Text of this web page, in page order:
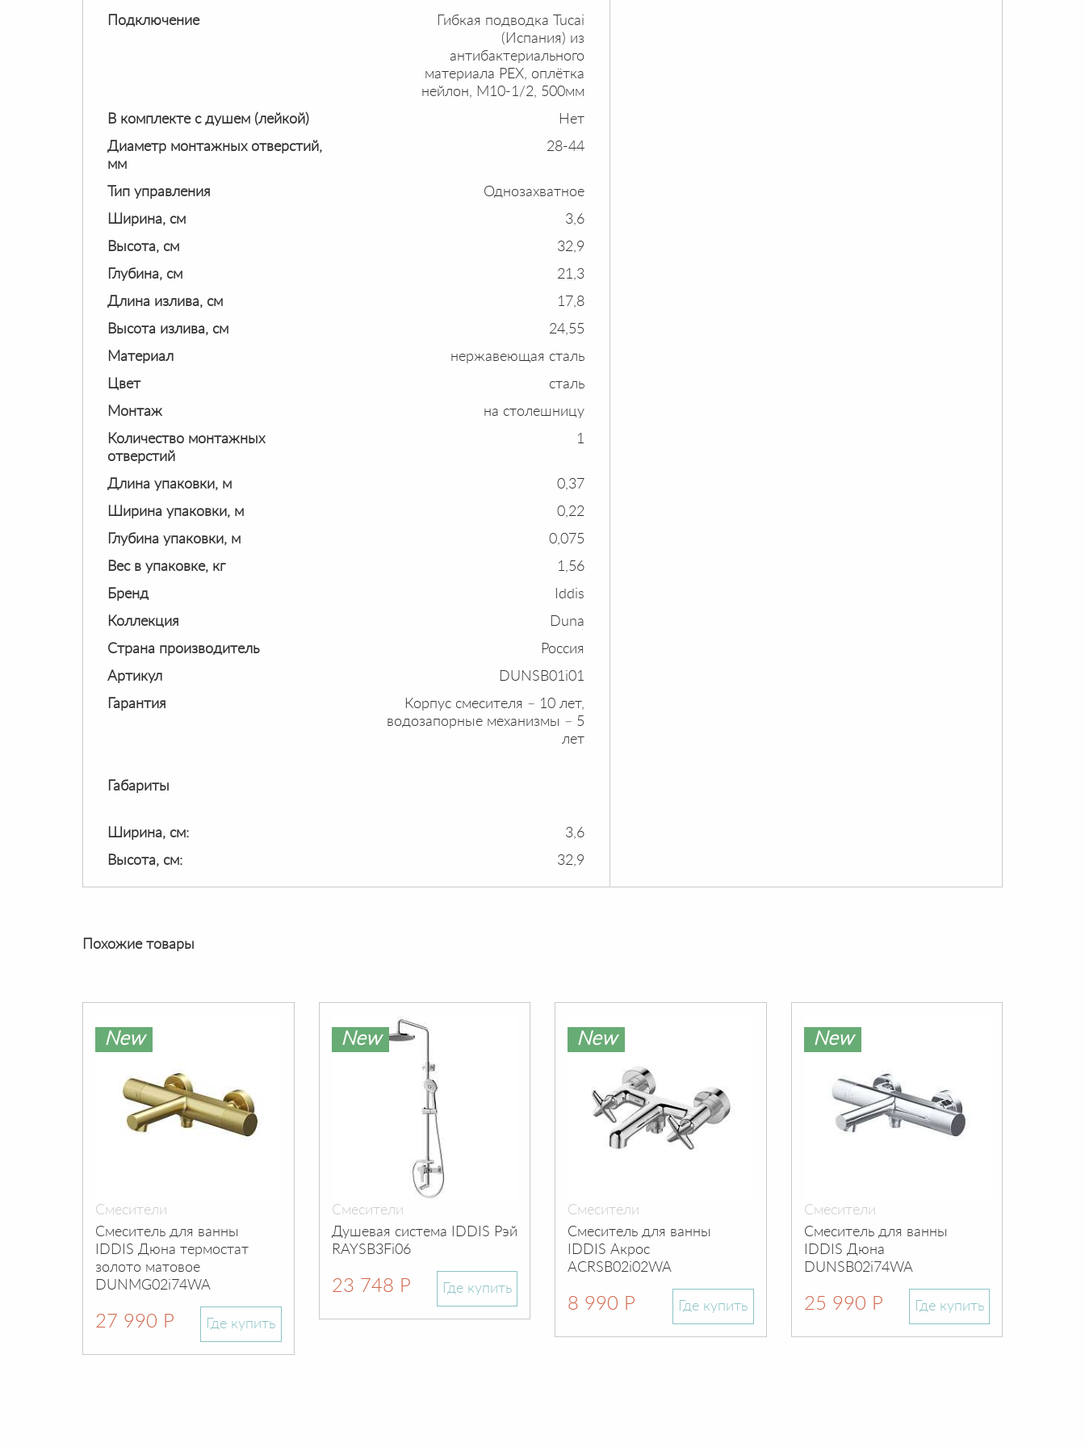
Подключение
Гибкая подводка Tucai
(Испания) из
антибактериального
материала PEX, оплётка
нейлон, M10-1/2, 500мм
В комплекте с душем (лейкой)
Нет
Диаметр монтажных отверстий,
мм
28-44
Тип управления
Однозахватное
Ширина, см
3,6
Высота, см
32,9
Глубина, см
21,3
Длина излива, см
17,8
Высота излива, см
24,55
Материал
нержавеющая сталь
Цвет
сталь
Монтаж
на столешницу
Количество монтажных
отверстий
1
Длина упаковки, м
0,37
Ширина упаковки, м
0,22
Глубина упаковки, м
0,075
Вес в упаковке, кг
1,56
Бренд
Iddis
Коллекция
Duna
Страна производитель
Россия
Артикул
DUNSB01i01
Гарантия
Корпус смесителя – 10 лет,
водозапорные механизмы – 5
лет
Габариты
Ширина, см:
3,6
Высота, см:
32,9
Похожие товары
New
Смесители
Смеситель для ванны
IDDIS Дюна термостат
золото матовое
DUNMG02i74WA
27 990 Р Где купить
New
Смесители
Душевая система IDDIS Рэй
RAYSB3Fi06
23 748 Р Где купить
New
Смесители
Смеситель для ванны
IDDIS Акрос
ACRSB02i02WA
8 990 Р Где купить
New
Смесители
Смеситель для ванны
IDDIS Дюна
DUNSB02i74WA
25 990 Р Где купить